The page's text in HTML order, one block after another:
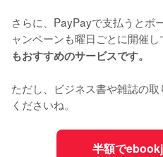
さらに、PayPayで支払うとボ
ャンペーンも曜日ごとに開催し
もおすすめのサービスです。
ただし、ビジネス書や雑誌の
くださいね。
半額で